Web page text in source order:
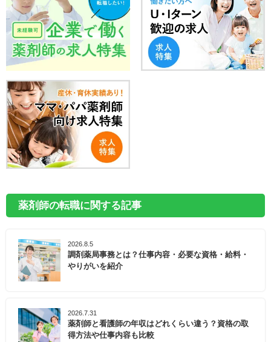
薬剤師の転職に関する記事
2026.8.5
調剤薬局事務とは？仕事内容・必要な資格・給料・
やりがいを紹介
2026.7.31
薬剤師と看護師の年収はどれくらい違う？資格の取
得方法や仕事内容も比較